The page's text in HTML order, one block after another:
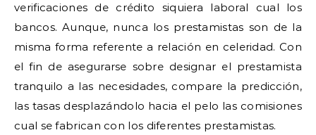
verificaciones de crédito siquiera laboral cual los
bancos. Aunque, nunca los prestamistas son de la
misma forma referente a relación en celeridad. Con
el fin de asegurarse sobre designar el prestamista
tranquilo a las necesidades, compare la predicción,
las tasas desplazándolo hacia el pelo las comisiones
cual se fabrican con los diferentes prestamistas.